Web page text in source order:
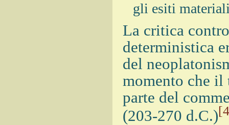
gli esiti
La critica
deterministica
del
momento che
parte del
(203-270 d.C.)